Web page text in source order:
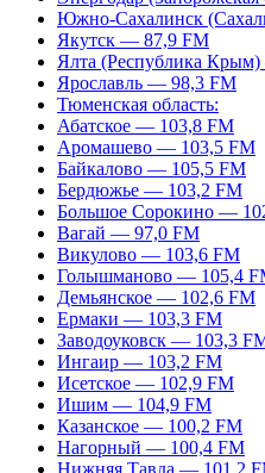
Южно-Сахалинск
Якутск — 87,9 FM
Ялта (Республика
Ярославль — 98,3 FM
Тюменская область:
Абатское — 103,8 FM
Аромашево — 103,5 FM
Байкалово — 105,5 FM
Бердюжье — 103,2 FM
Большое Сорокино —
Вагай — 97,0 FM
Викулово — 103,6 FM
Голышманово — 105,4
Демьянское — 102,6 FM
Ермаки — 103,3 FM
Заводоуковск — 103,3
Ингаир — 103,2 FM
Исетское — 102,9 FM
Ишим — 104,9 FM
Казанское — 100,2 FM
Нагорный — 100,4 FM
Нижняя Тавда — 101,2